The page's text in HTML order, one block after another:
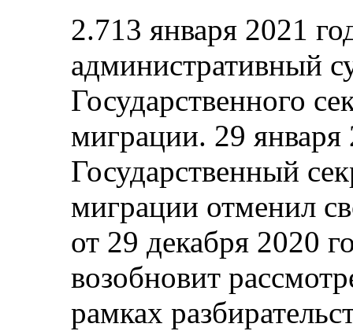
2.713 января 2021
административный
Государственного
миграции. 29 января
Государственный
миграции отменил
от 29 декабря 2020
возобновит
рамках